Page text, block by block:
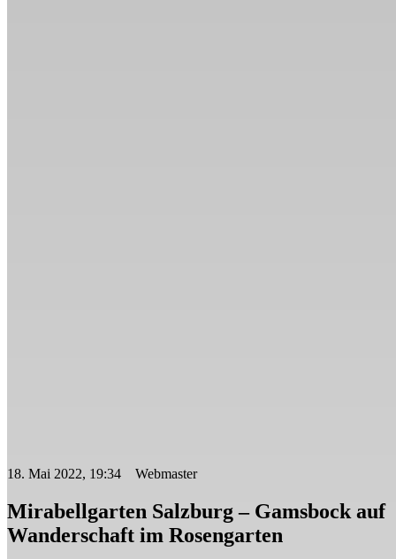
18. Mai 2022, 19:34 Webmaster
Mirabellgarten Salzburg – Gamsbock auf
Wanderschaft im Rosengarten